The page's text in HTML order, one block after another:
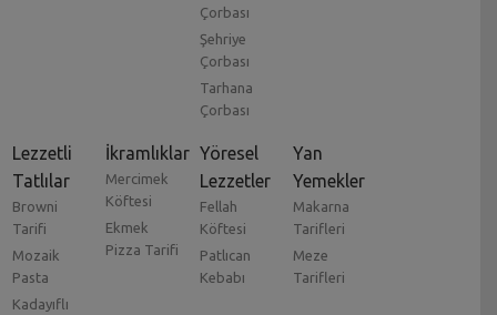
Çorbası
Şehriye
Çorbası
Tarhana
Çorbası
Lezzetli
Tatlılar
Browni
Tarifi
Mozaik
Pasta
Kadayıflı
İkramlıklar
Mercimek
Köftesi
Ekmek
Pizza Tarifi
Yöresel
Lezzetler
Fellah
Köftesi
Patlıcan
Kebabı
Yan
Yemekler
Makarna
Tarifleri
Meze
Tarifleri